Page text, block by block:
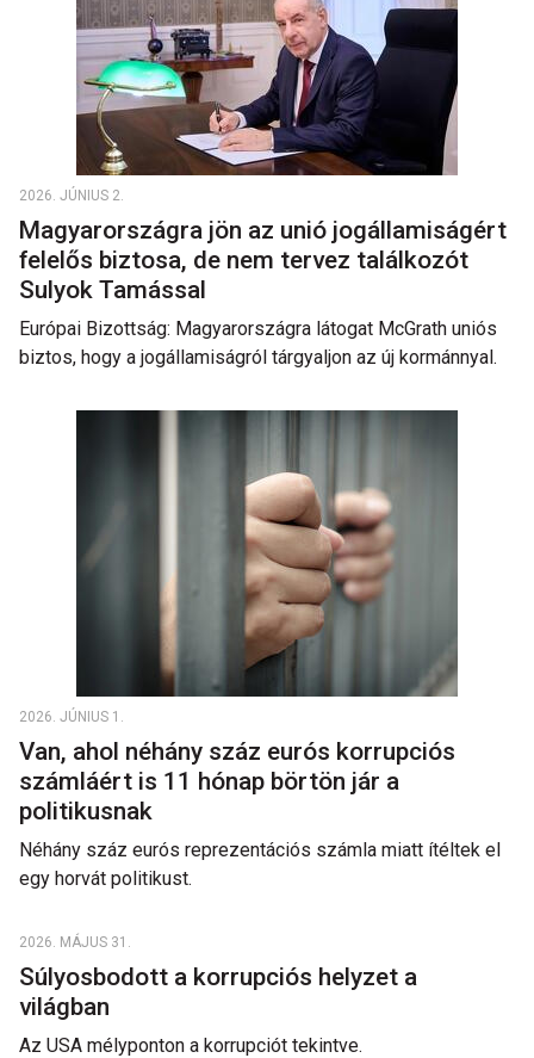
2026. JÚNIUS 2.
Magyarországra jön az unió jogállamiságért
felelős biztosa, de nem tervez találkozót
Sulyok Tamással
Európai Bizottság: Magyarországra látogat McGrath uniós
biztos, hogy a jogállamiságról tárgyaljon az új kormánnyal.
2026. JÚNIUS 1.
Van, ahol néhány száz eurós korrupciós
számláért is 11 hónap börtön jár a
politikusnak
Néhány száz eurós reprezentációs számla miatt ítéltek el
egy horvát politikust.
2026. MÁJUS 31.
Súlyosbodott a korrupciós helyzet a
világban
Az USA mélyponton a korrupciót tekintve.